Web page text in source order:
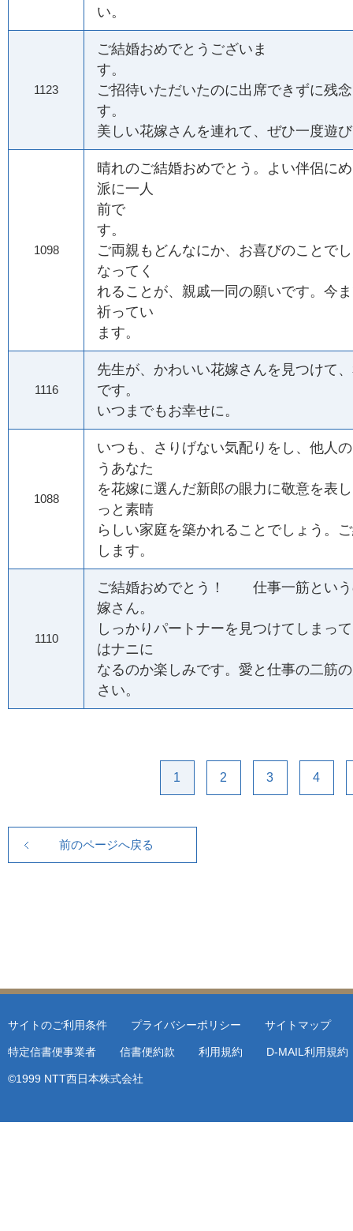
い。
1123
ご結婚おめでとうございま
す。
ご招待いただいたのに出席できずに残
す。
美しい花嫁さんを連れて、ぜひ一度遊
1098
晴れのご結婚おめでとう。よい伴侶に
派に一人
前で
す
ご両親もどんなにか、お喜びのことで
なってく
れることが、親戚一同の願いです。今
祈ってい
ます。
1116
先生が、かわいい花嫁さんを見つけて
です。
いつまでもお幸せに。
1088
いつも、さりげない気配りをし、他人
うあなた
を花嫁に選んだ新郎の眼力に敬意を表
っと素晴
らしい家庭を築かれることでしょう。
します。
1110
ご結婚おめでとう！ 仕事一筋という
嫁さん。
しっかりパートナーを見つけてしまっ
はナニに
なるのか楽しみです。愛と仕事の二筋
さい。
1 2 3 4
サイトのご利用条件 プライバシーポリシー サイトマップ
特定信書便事業者 信書便約款 利用規約 D-MAIL利用規約
©1999 NTT西日本株式会社